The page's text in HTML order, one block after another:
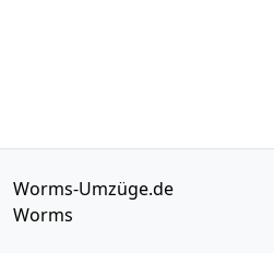
Worms-Umzüge.de
Worms